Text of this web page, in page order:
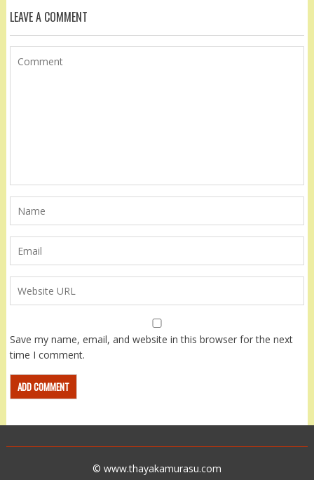
LEAVE A COMMENT
Save my name, email, and website in this browser for the next
time I comment.
© www.thayakamurasu.com